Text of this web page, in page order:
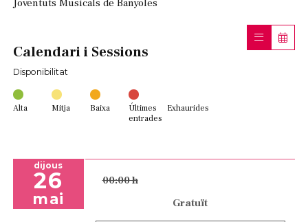
Joventuts Musicals de Banyoles
Calendari i Sessions
Disponibilitat
Alta Mitja Baixa
Últimes
entrades
Exhaurides
dijous
26
mai
00:00 h
Gratuït